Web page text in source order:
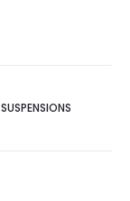
SUSPENSIONS